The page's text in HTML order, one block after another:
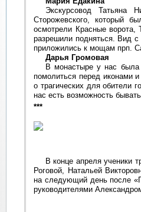
Экскурсовод Татьяна
Сторожевского, который
осмотрели Красные ворота,
разрешили подняться. Вид
приложились к мощам прп.
Дарья Громовая
В монастыре у нас была
помолиться перед иконами
о трагических для обители
нас есть возможность
***
В конце апреля ученики
Роговой, Натальей
на следующий день после
руководителями